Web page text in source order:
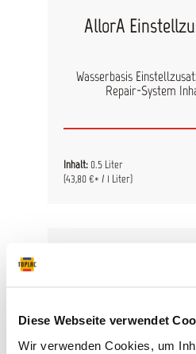
Diese Webseite verwendet
Wir verwenden Cookies, um
AllorA
Wasserbasis
Inhalt: 0.5 Liter
(43,80 €* / 1 Liter)